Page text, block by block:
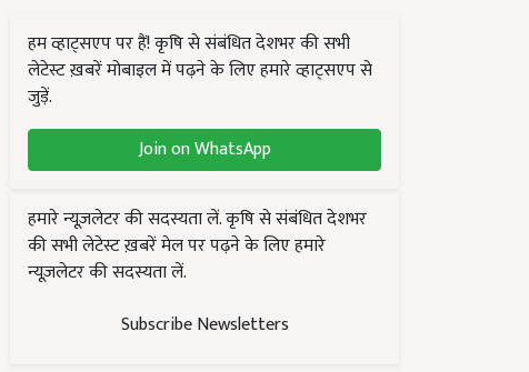
हम व्हाट्सएप पर हैं! कृषि से संबंधित देशभर की सभी
लेटेस्ट ख़बरें मोबाइल में पढ़ने के लिए हमारे व्हाट्सएप से
जुड़ें.
Join on WhatsApp
हमारे न्यूज़लेटर की सदस्यता लें. कृषि से संबंधित देशभर
की सभी लेटेस्ट ख़बरें मेल पर पढ़ने के लिए हमारे
न्यूज़लेटर की सदस्यता लें.
Subscribe Newsletters